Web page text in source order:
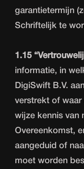
garantietermijn
Schriftelijk te
1.15
informatie, in
DigiSwift B.V.
verstrekt of
wijze kennis van
Overeenkomst,
aangeduid of
moet worden